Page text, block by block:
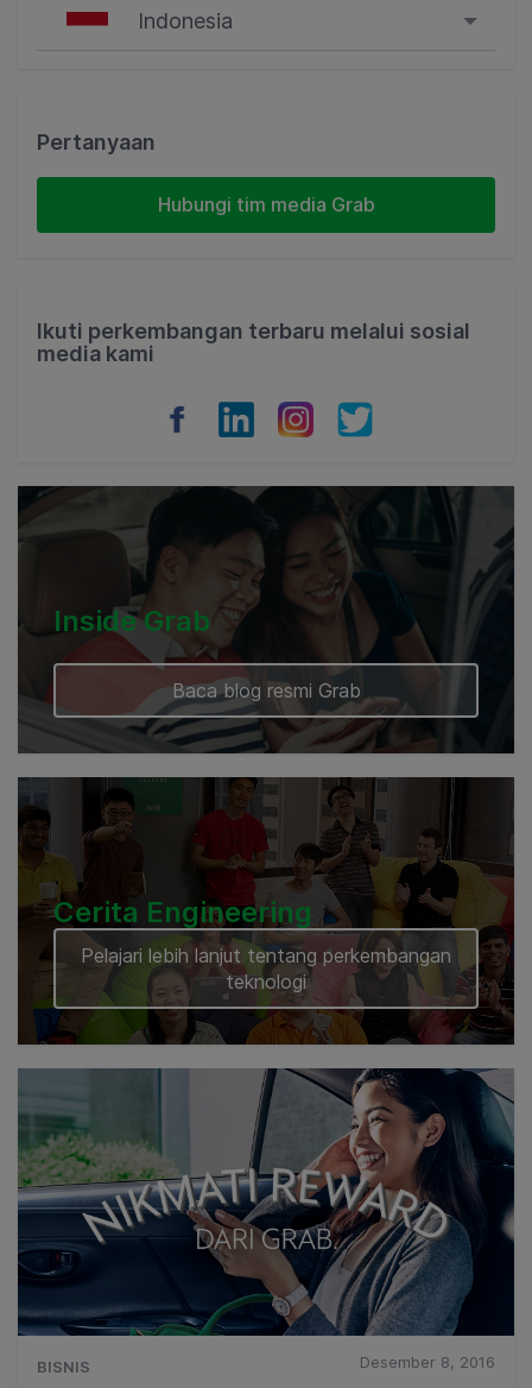
Indonesia
Malaysia
Indonesia
Cambodia
Pertanyaan
Hubungi tim media Grab
Ikuti perkembangan terbaru melalui sosial
media kami
Inside Grab
Baca blog resmi Grab
Cerita Engineering
Pelajari lebih lanjut tentang perkembangan
teknologi
BISNIS Desember 8, 2016